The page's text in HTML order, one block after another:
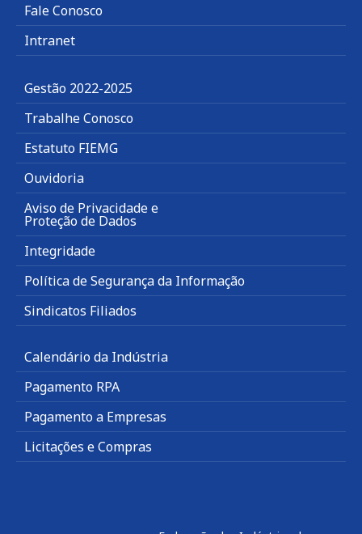
Fale Conosco
Intranet
Gestão 2022-2025
Trabalhe Conosco
Estatuto FIEMG
Ouvidoria
Aviso de Privacidade e
Proteção de Dados
Integridade
Política de Segurança da Informação
Sindicatos Filiados
Calendário da Indústria
Pagamento RPA
Pagamento a Empresas
Licitações e Compras